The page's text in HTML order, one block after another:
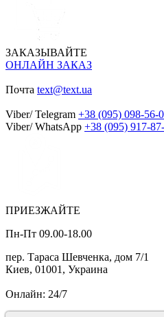
ЗАКАЗЫВАЙТЕ
ОНЛАЙН ЗАКАЗ
Почта text@text.ua
Viber/ Telegram +38 (095) 098-56-
Viber/ WhatsApp +38 (095) 917-
ПРИЕЗЖАЙТЕ
Пн-Пт 09.00-18.00
пер. Тараса Шевченка, дом 7/1
Киев, 01001, Украина
Онлайн: 24/7